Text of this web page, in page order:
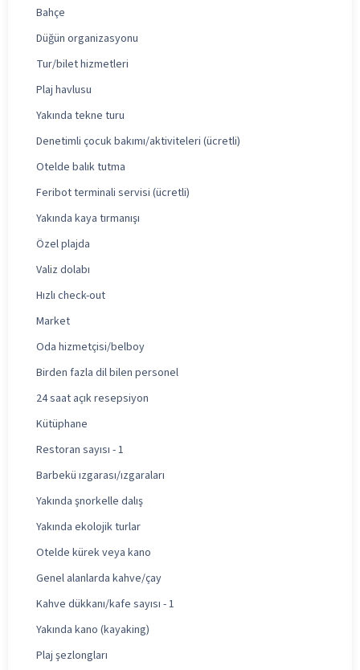
Bahçe
Düğün organizasyonu
Tur/bilet hizmetleri
Plaj havlusu
Yakında tekne turu
Denetimli çocuk bakımı/aktiviteleri (ücretli)
Otelde balık tutma
Feribot terminali servisi (ücretli)
Yakında kaya tırmanışı
Özel plajda
Valiz dolabı
Hızlı check-out
Market
Oda hizmetçisi/belboy
Birden fazla dil bilen personel
24 saat açık resepsiyon
Kütüphane
Restoran sayısı - 1
Barbekü ızgarası/ızgaraları
Yakında şnorkelle dalış
Yakında ekolojik turlar
Otelde kürek veya kano
Genel alanlarda kahve/çay
Kahve dükkanı/kafe sayısı - 1
Yakında kano (kayaking)
Plaj şezlongları